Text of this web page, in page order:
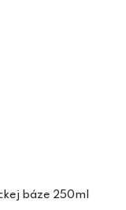
báze 250ml